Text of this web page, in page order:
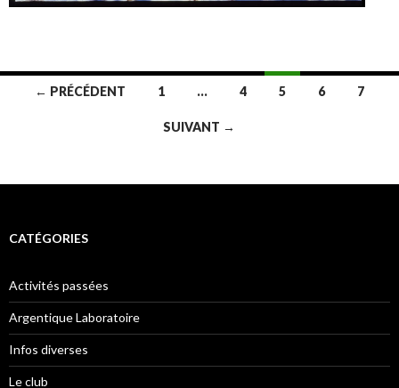
Navigation
← PRÉCÉDENT 1 … 4 5 6 7
SUIVANT →
CATÉGORIES
Activités passées
Argentique Laboratoire
Infos diverses
Le club